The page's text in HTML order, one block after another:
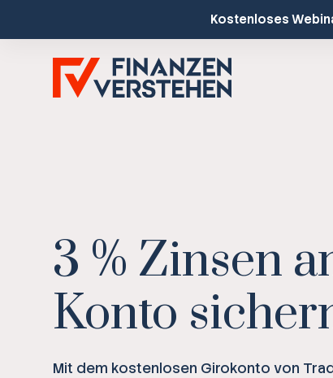
Kostenloses
3 % Zinsen
Konto
Mit dem kostenlosen Girokonto von